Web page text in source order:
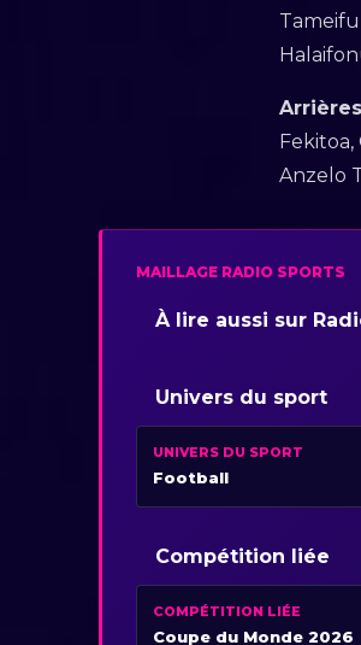
Arrières
Fekitoa,
Anzelo
MAILLAGE RADIO SPORTS
À lire aussi sur
Univers du sport
UNIVERS DU SPORT
Football
Compétition liée
COMPÉTITION LIÉE
Coupe du Monde 2026